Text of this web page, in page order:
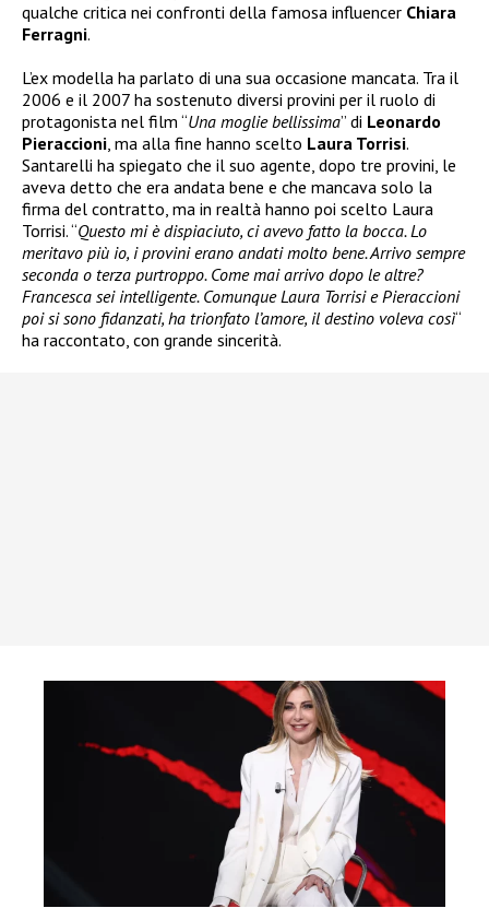
qualche critica nei confronti della famosa influencer Chiara
Ferragni.
L’ex modella ha parlato di una sua occasione mancata. Tra il
2006 e il 2007 ha sostenuto diversi provini per il ruolo di
protagonista nel film “Una moglie bellissima” di Leonardo
Pieraccioni , ma alla fine hanno scelto Laura Torrisi.
Santarelli ha spiegato che il suo agente, dopo tre provini, le
aveva detto che era andata bene e che mancava solo la
firma del contratto, ma in realtà hanno poi scelto Laura
Torrisi. “Questo mi è dispiaciuto, ci avevo fatto la bocca. Lo
meritavo più io, i provini erano andati molto bene. Arrivo sempre
seconda o terza purtroppo. Come mai arrivo dopo le altre?
Francesca sei intelligente. Comunque Laura Torrisi e Pieraccioni
poi si sono fidanzati, ha trionfato l’amore, il destino voleva così“
ha raccontato, con grande sincerità.